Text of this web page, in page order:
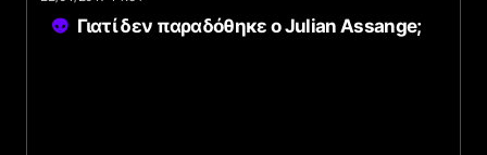
Γιατί δεν παραδόθηκε ο Julian Assange;